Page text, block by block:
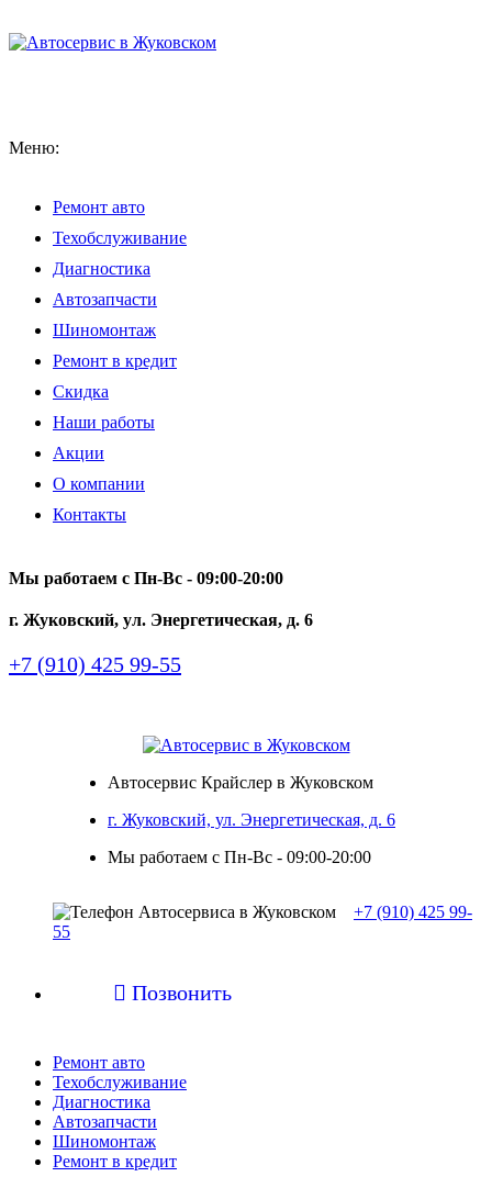
Меню:
Ремонт авто
Техобслуживание
Диагностика
Автозапчасти
Шиномонтаж
Ремонт в кредит
Скидка
Наши работы
Акции
О компании
Контакты
Мы работаем с Пн-Вc - 09:00-20:00
г. Жуковский, ул. Энергетическая, д. 6
+7 (910) 425 99-55
Автосервис Крайслер в Жуковском
г. Жуковский, ул. Энергетическая, д. 6
Мы работаем с Пн-Вc - 09:00-20:00
+7 (910) 425 99-
55
 Позвонить
Ремонт авто
Техобслуживание
Диагностика
Автозапчасти
Шиномонтаж
Ремонт в кредит